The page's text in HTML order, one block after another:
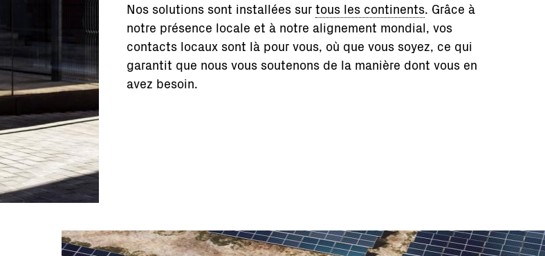
Nos solutions sont installées sur tous les continents. Grâce à
notre présence locale et à notre alignement mondial, vos
contacts locaux sont là pour vous, où que vous soyez, ce qui
garantit que nous vous soutenons de la manière dont vous en
avez besoin.